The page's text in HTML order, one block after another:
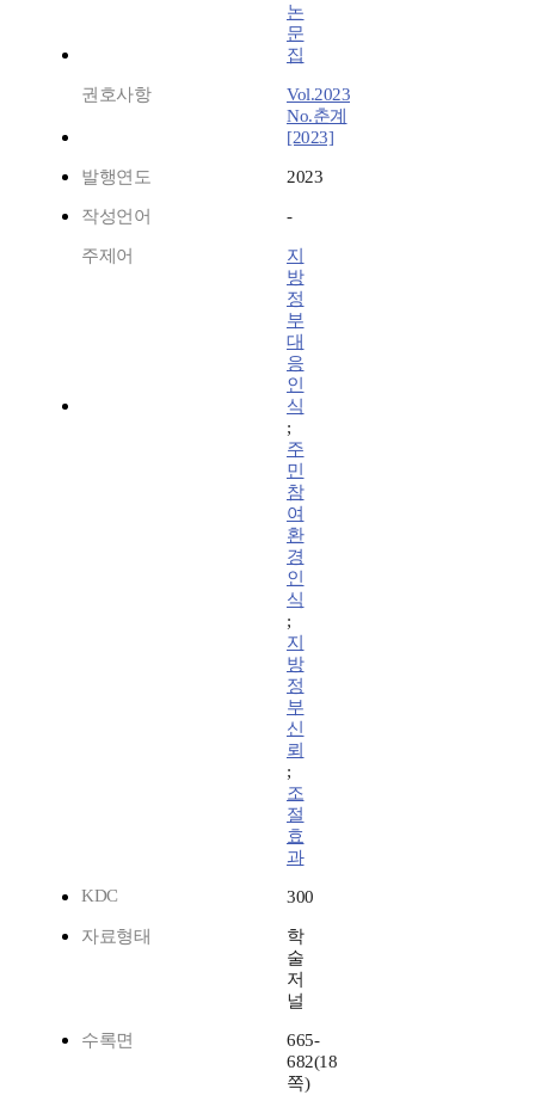
논
문
집
권호사항
Vol.2023
No.춘계
[2023]
발행연도 2023
작성언어 -
주제어
지
방
정
부
대
응
인
식
;
주
민
참
여
환
경
인
식
;
지
방
정
부
신
뢰
;
조
절
효
과
KDC
300
자료형태
학
술
저
널
수록면
665-
682(18
쪽)